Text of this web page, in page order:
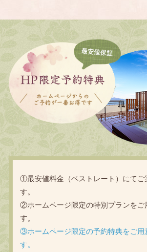
①最安値料金（ベストレート）にてご
す。
②ホームページ限定の特別プランをご
す。
③ホームページ限定の予約特典をご用
す。